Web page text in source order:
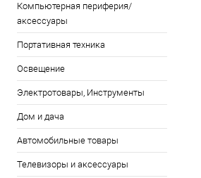
Компьютерная периферия/
аксессуары
Портативная техника
Освещение
Электротовары, Инструменты
Дом и дача
Автомобильные товары
Телевизоры и аксессуары